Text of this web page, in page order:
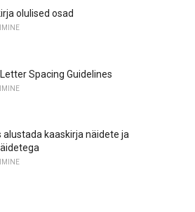
olulised osad
Spacing Guidelines
alustada kaaskirja näidete ja